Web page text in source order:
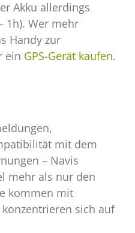
Akku allerdings
1h). Wer mehr
Handy zur
ein GPS-Gerät kaufen.
mit dem
– Navis
mehr als nur den
kommen mit
sich auf